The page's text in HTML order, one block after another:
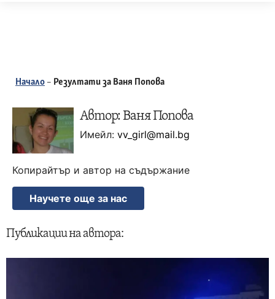
Начало – Резултати за Ваня Попова
Автор: Ваня Попова
Имейл: vv_girl@mail.bg
Копирайтър и автор на съдържание
Научете още за нас
Публикации на автора: